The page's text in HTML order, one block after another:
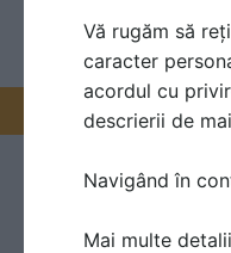
Promovați-
Vă rugăm să
caracter
acordul cu
descrierii de
Navigând în
Mai multe